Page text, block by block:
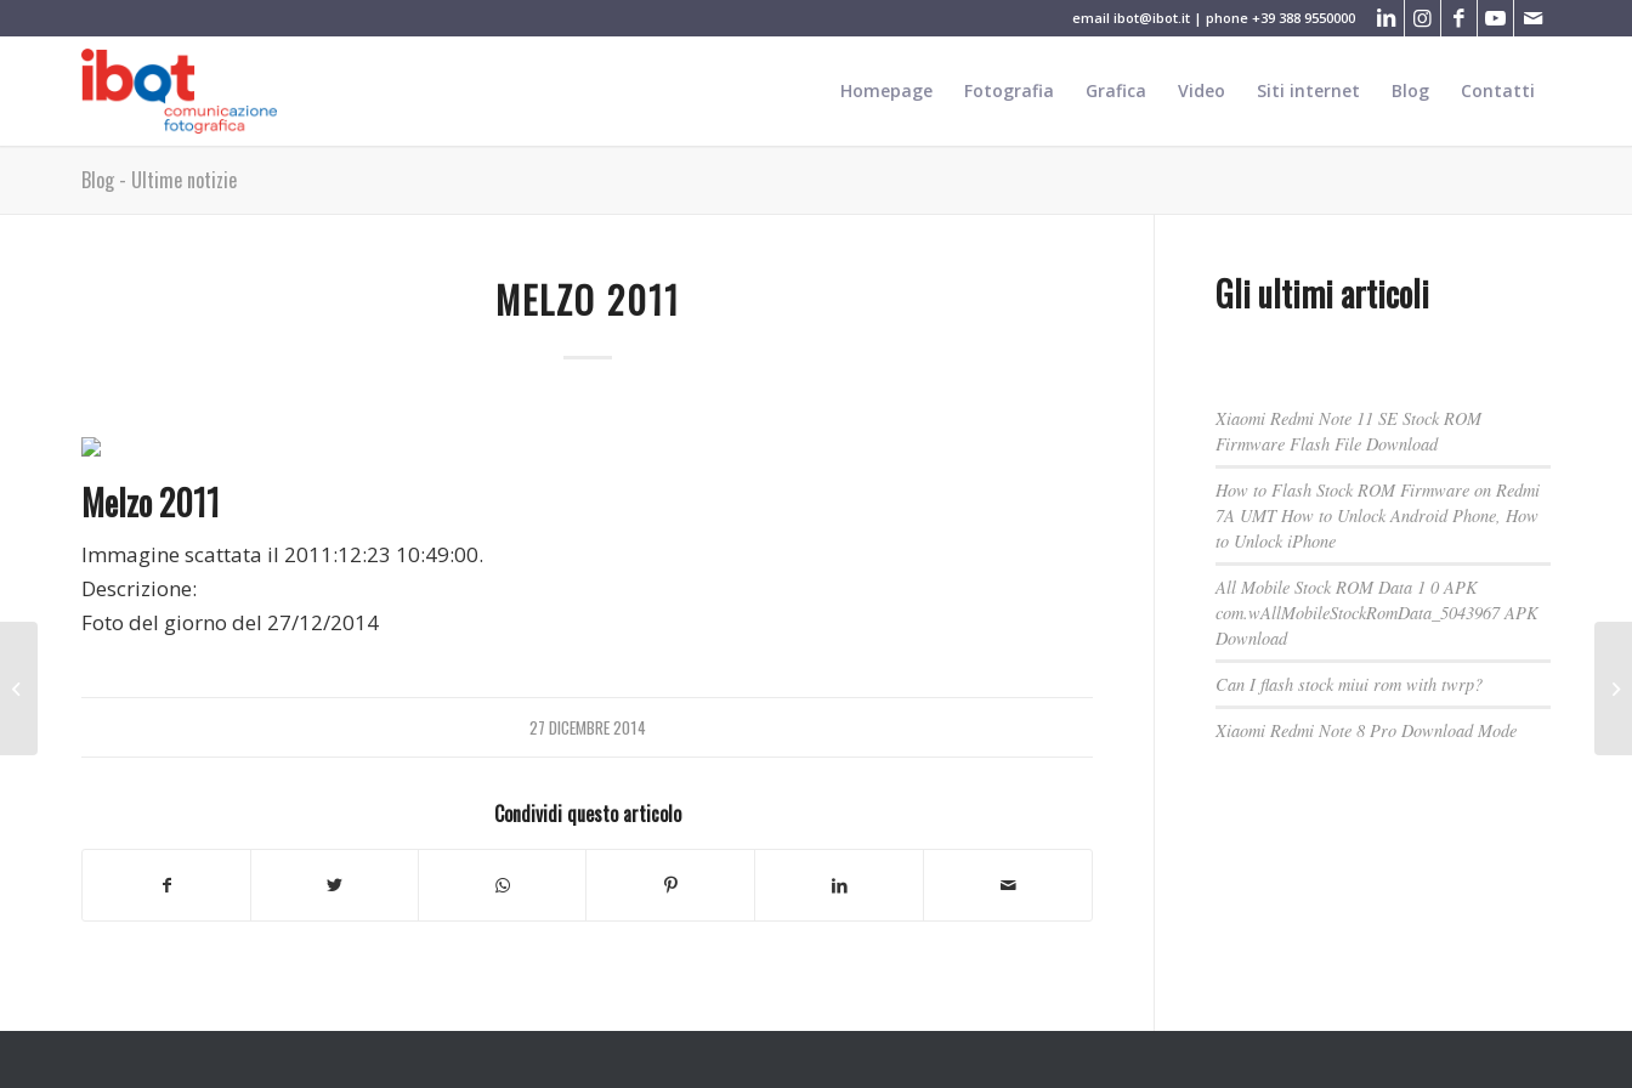
email ibot@ibot.it | phone +39 388 9550000
Homepage Fotografia Grafica Video Siti internet Blog Contatti
Blog - Ultime notizie
MELZO 2011
Melzo 2011
Immagine scattata il 2011:12:23 10:49:00.
Descrizione:
Foto del giorno del 27/12/2014
27 DICEMBRE 2014
Condividi questo articolo
Gli ultimi articoli
Xiaomi Redmi Note 11 SE Stock ROM
Firmware Flash File Download
How to Flash Stock ROM Firmware on Redmi
7A UMT How to Unlock Android Phone, How
to Unlock iPhone
All Mobile Stock ROM Data 1 0 APK
com.wAllMobileStockRomData_5043967 APK
Download
Can I flash stock miui rom with twrp?
Xiaomi Redmi Note 8 Pro Download Mode